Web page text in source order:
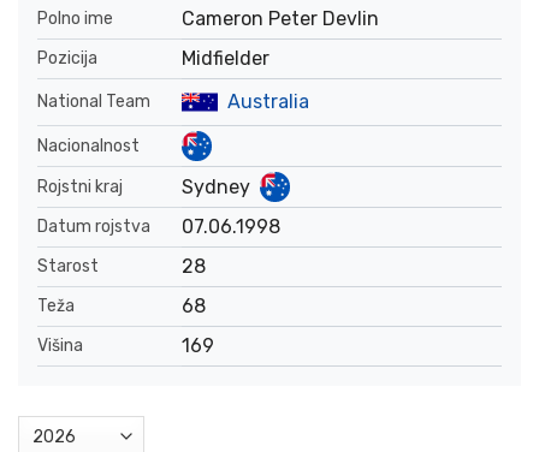
Polno ime Cameron Peter Devlin
Pozicija Midfielder
National Team Australia
Nacionalnost
Rojstni kraj
Sydney
Datum rojstva 07.06.1998
Starost 28
Teža 68
Višina 169